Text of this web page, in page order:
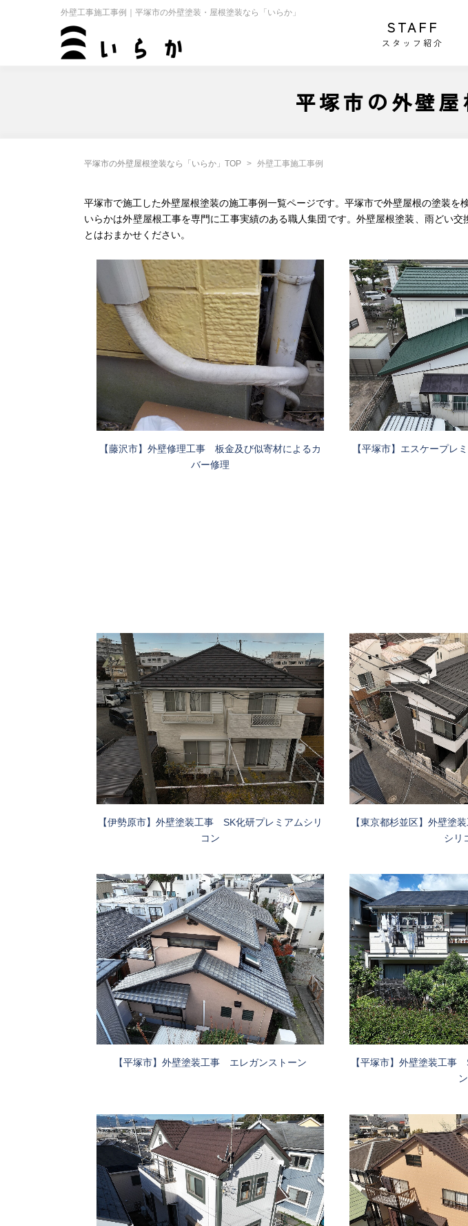
外壁工事施工事例｜平塚市の外壁塗装・屋根塗装なら「いらか」
STAFF
スタッフ紹介
平塚市の外壁
平塚市の外壁屋根塗装なら「いらか」TOP 外壁工事施工事例
平塚市で施工した外壁屋根塗装の施工事例一覧ページです。平塚市で外壁屋根の塗装を
いらかは外壁屋根工事を専門に工事実績のある職人集団です。外壁屋根塗装、雨どい
とはおまかせください。
【藤沢市】外壁修理工事 板金及び似寄材によるカ
バー修理
【平塚市】エスケープレ
【伊勢原市】外壁塗装工事 SK化研プレミアムシリ
コン
【東京都杉並区】外壁塗
シリ
【平塚市】外壁塗装工事 エレガンストーン
【平塚市】外壁塗装工事
ン